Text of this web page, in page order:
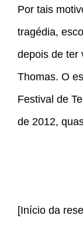
Por tais
tragédia,
depois de ter
Thomas. O
Festival de
de 2012,
[Início da